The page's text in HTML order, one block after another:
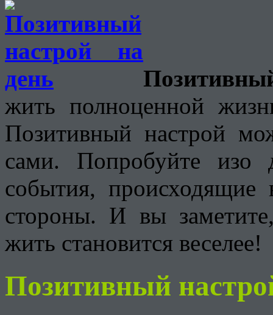
жить полноценной
Позитивный настрой
сами. Попробуйте изо
события,
стороны. И вы
жить становится веселее!
Позитивный